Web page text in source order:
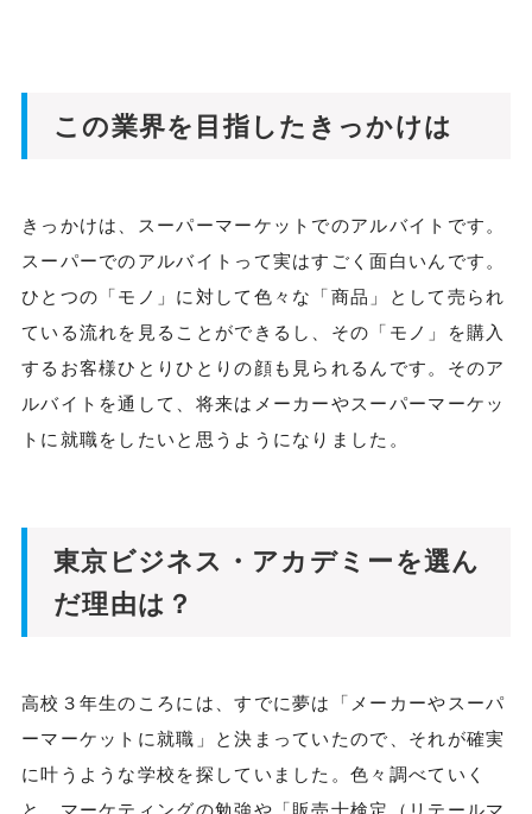
この業界を目指したきっかけは
きっかけは、スーパーマーケットでのアルバイトです。
スーパーでのアルバイトって実はすごく面白いんです。
ひとつの「モノ」に対して色々な「商品」として売られ
ている流れを見ることができるし、その「モノ」を購入
するお客様ひとりひとりの顔も見られるんです。そのア
ルバイトを通して、将来はメーカーやスーパーマーケッ
トに就職をしたいと思うようになりました。
東京ビジネス・アカデミーを選ん
だ理由は？
高校３年生のころには、すでに夢は「メーカーやスーパ
ーマーケットに就職」と決まっていたので、それが確実
に叶うような学校を探していました。色々調べていく
と、マーケティングの勉強や「販売士検定（リテールマ